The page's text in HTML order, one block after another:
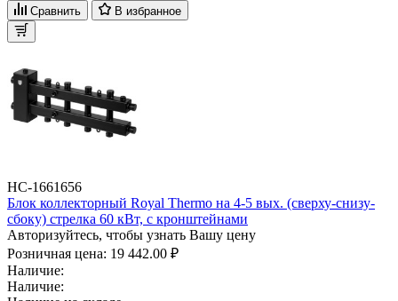
Сравнить В избранное
НС-1661656
Блок коллекторный Royal Thermo на 4-5 вых. (сверху-снизу-
сбоку) стрелка 60 кВт, с кронштейнами
Авторизуйтесь, чтобы узнать Вашу цену
Розничная цена: 19 442.00 ₽
Наличие:
Наличие: